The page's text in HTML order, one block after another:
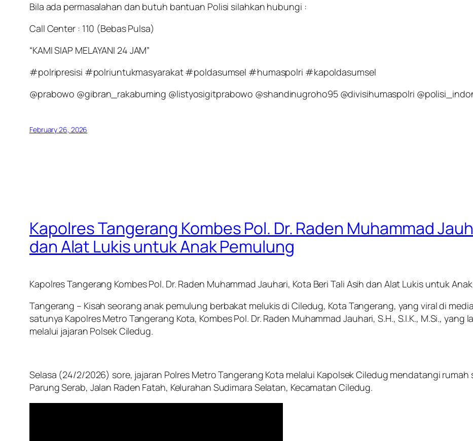
Bila ada permasalahan dan butuh bantuan Polisi silahkan hubungi :
Call Center : 110 (Bebas Pulsa)
“KAMI SIAP MELAYANI 24 JAM”
#polripresisi #polriuntukmasyarakat #poldasumsel #humaspolri #kapoldasumsel
@prabowo @gibran_rakabuming @listyosigitprabowo @shandinugroho95 @divisihumaspolri
February 26, 2026
Kapolres Tangerang Kombes Pol. Dr. Raden Muhammad
dan Alat Lukis untuk Anak Pemulung
Kapolres Tangerang Kombes Pol. Dr. Raden Muhammad Jauhari, Kota Beri Tali Asih dan Alat Lukis untuk
Tangerang – Kisah seorang anak pemulung berbakat melukis di Ciledug, Kota Tangerang, yang viral di
satunya Kapolres Metro Tangerang Kota, Kombes Pol. Dr. Raden Muhammad Jauhari, S.H., S.I.K., M.Si.,
melalui jajaran Polsek Ciledug.
Selasa (24/2/2026) sore, jajaran Polres Metro Tangerang Kota melalui Kapolsek Ciledug mendatangi
Parung Serab, Jalan Raden Fatah, Kelurahan Sudimara Selatan, Kecamatan Ciledug.